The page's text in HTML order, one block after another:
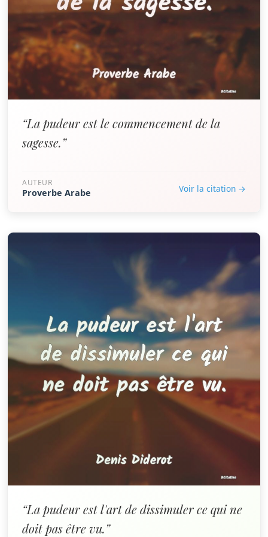
“La pudeur est le commencement de la
sagesse.”
AUTEUR
Proverbe Arabe Voir la citation →
“La pudeur est l'art de dissimuler ce qui ne
doit pas être vu.”